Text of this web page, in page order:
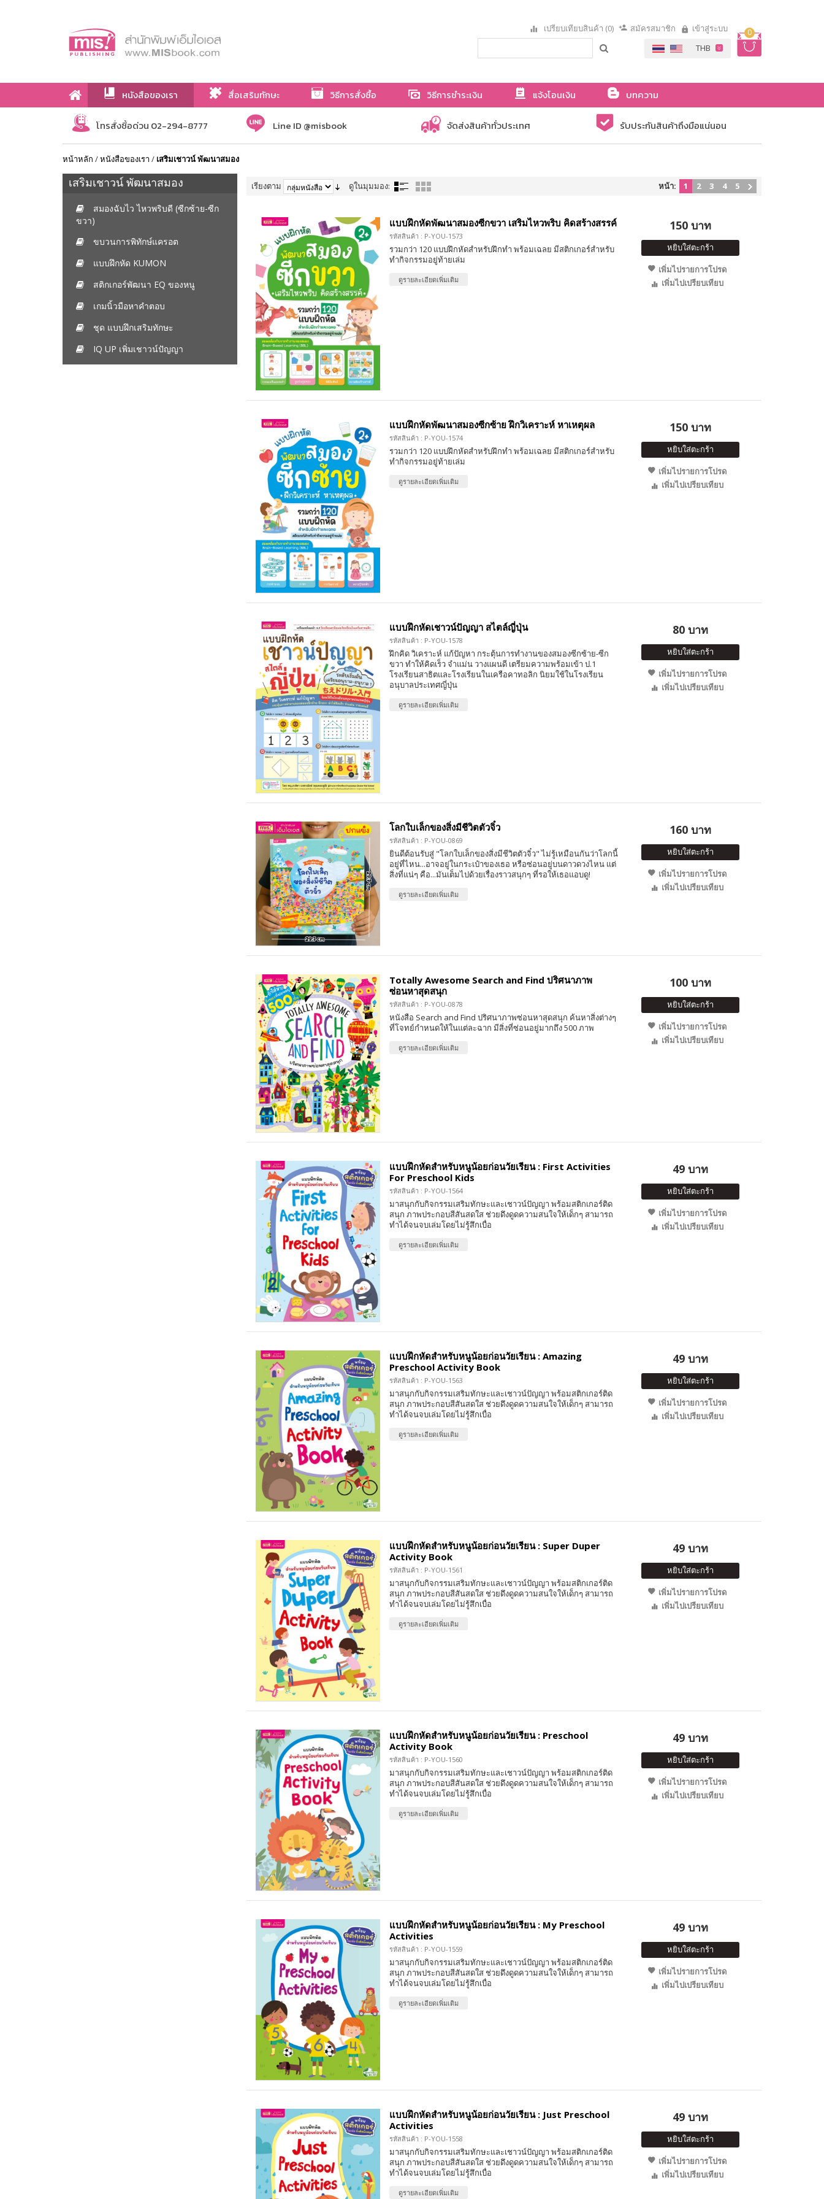
0
เปรียบเทียบสินค้า (0) สมัครสมาชิก เข้าสู่ระบบ
หนังสือของเรา สื่อเสริมทักษะ วิธีการสั่งซื้อ วิธีการชำระเงิน แจ้งโอนเงิน
บทความ
เกี่ยวกับเรา
โทรสั่งซื้อด่วน 02-294-8777 Line ID @misbook จัดส่งสินค้าทั่วประเทศ รับประกันสินค้าถึงมือแน่นอน
หน้าหลัก /หนังสือของเรา / เสริมเชาวน์ พัฒนาสมอง
เสริมเชาวน์ พัฒนาสมอง
สมองฉับไว ไหวพริบดี (ซีกซ้าย-ซีก
ขวา)
ขบวนการพิทักษ์แครอต
แบบฝึกหัด KUMON
สติกเกอร์พัฒนา EQ ของหนู
เกมนิ้วมือหาคำตอบ
ชุด แบบฝึกเสริมทักษะ
IQ UP เพิ่มเชาวน์ปัญญา
เรียงตาม ดูในมุมมอง: หน้า: 1 2 3 4 5
แบบฝึกหัดพัฒนาสมองซีกขวา เสริมไหวพริบ คิดสร้างสรรค์
รหัสสินค้า : P-YOU-1573
รวมกว่า 120 แบบฝึกหัดสำหรับฝึกทำ พร้อมเฉลย มีสติกเกอร์สำหรับ
ทำกิจกรรมอยู่ท้ายเล่ม
ดูรายละเอียดเพิ่มเติม
150 บาท
หยิบใส่ตะกร้า
เพิ่มไปรายการโปรด
เพิ่มไปเปรียบเทียบ
แบบฝึกหัดพัฒนาสมองซีกซ้าย ฝึกวิเคราะห์ หาเหตุผล
รหัสสินค้า : P-YOU-1574
รวมกว่า 120 แบบฝึกหัดสำหรับฝึกทำ พร้อมเฉลย มีสติกเกอร์สำหรับ
ทำกิจกรรมอยู่ท้ายเล่ม
ดูรายละเอียดเพิ่มเติม
150 บาท
หยิบใส่ตะกร้า
เพิ่มไปรายการโปรด
เพิ่มไปเปรียบเทียบ
แบบฝึกหัดเชาวน์ปัญญา สไตล์ญี่ปุ่น
รหัสสินค้า : P-YOU-1578
ฝึกคิด วิเคราะห์ แก้ปัญหา กระตุ้นการทำงานของสมองซีกซ้าย-ซีก
ขวา ทำให้คิดเร็ว จำแม่น วางแผนดี เตรียมความพร้อมเข้า ป.1
โรงเรียนสาธิตและโรงเรียนในเครือคาทอลิก นิยมใช้ในโรงเรียน
อนุบาลประเทศญี่ปุ่น
ดูรายละเอียดเพิ่มเติม
80 บาท
หยิบใส่ตะกร้า
เพิ่มไปรายการโปรด
เพิ่มไปเปรียบเทียบ
โลกใบเล็กของสิ่งมีชีวิตตัวจิ๋ว
รหัสสินค้า : P-YOU-0869
ยินดีต้อนรับสู่ "โลกใบเล็กของสิ่งมีชีวิตตัวจิ๋ว" ไม่รู้เหมือนกันว่าโลกนี้
อยู่ที่ไหน...อาจอยู่ในกระเป๋าของเธอ หรือซ่อนอยู่บนดาวดวงไหน แต่
สิ่งที่แน่ๆ คือ...มันเต็มไปด้วยเรื่องราวสนุกๆ ที่รอให้เธอแอบดู!
ดูรายละเอียดเพิ่มเติม
160 บาท
หยิบใส่ตะกร้า
เพิ่มไปรายการโปรด
เพิ่มไปเปรียบเทียบ
Totally Awesome Search and Find ปริศนาภาพ
ซ่อนหาสุดสนุก
รหัสสินค้า : P-YOU-0878
หนังสือ Search and Find ปริศนาภาพซ่อนหาสุดสนุก ค้นหาสิ่งต่างๆ
ที่โจทย์กำหนดให้ในแต่ละฉาก มีสิ่งที่ซ่อนอยู่มากถึง 500 ภาพ
ดูรายละเอียดเพิ่มเติม
100 บาท
หยิบใส่ตะกร้า
เพิ่มไปรายการโปรด
เพิ่มไปเปรียบเทียบ
แบบฝึกหัดสำหรับหนูน้อยก่อนวัยเรียน : First Activities
For Preschool Kids
รหัสสินค้า : P-YOU-1564
มาสนุกกับกิจกรรมเสริมทักษะและเชาวน์ปัญญา พร้อมสติกเกอร์ติด
สนุก ภาพประกอบสีสันสดใส ช่วยดึงดูดความสนใจให้เด็กๆ สามารถ
ทำได้จนจบเล่มโดยไม่รู้สึกเบื่อ
ดูรายละเอียดเพิ่มเติม
49 บาท
หยิบใส่ตะกร้า
เพิ่มไปรายการโปรด
เพิ่มไปเปรียบเทียบ
แบบฝึกหัดสำหรับหนูน้อยก่อนวัยเรียน : Amazing
Preschool Activity Book
รหัสสินค้า : P-YOU-1563
มาสนุกกับกิจกรรมเสริมทักษะและเชาวน์ปัญญา พร้อมสติกเกอร์ติด
สนุก ภาพประกอบสีสันสดใส ช่วยดึงดูดความสนใจให้เด็กๆ สามารถ
ทำได้จนจบเล่มโดยไม่รู้สึกเบื่อ
ดูรายละเอียดเพิ่มเติม
49 บาท
หยิบใส่ตะกร้า
เพิ่มไปรายการโปรด
เพิ่มไปเปรียบเทียบ
แบบฝึกหัดสำหรับหนูน้อยก่อนวัยเรียน : Super Duper
Activity Book
รหัสสินค้า : P-YOU-1561
มาสนุกกับกิจกรรมเสริมทักษะและเชาวน์ปัญญา พร้อมสติกเกอร์ติด
สนุก ภาพประกอบสีสันสดใส ช่วยดึงดูดความสนใจให้เด็กๆ สามารถ
ทำได้จนจบเล่มโดยไม่รู้สึกเบื่อ
ดูรายละเอียดเพิ่มเติม
49 บาท
หยิบใส่ตะกร้า
เพิ่มไปรายการโปรด
เพิ่มไปเปรียบเทียบ
แบบฝึกหัดสำหรับหนูน้อยก่อนวัยเรียน : Preschool
Activity Book
รหัสสินค้า : P-YOU-1560
มาสนุกกับกิจกรรมเสริมทักษะและเชาวน์ปัญญา พร้อมสติกเกอร์ติด
สนุก ภาพประกอบสีสันสดใส ช่วยดึงดูดความสนใจให้เด็กๆ สามารถ
ทำได้จนจบเล่มโดยไม่รู้สึกเบื่อ
ดูรายละเอียดเพิ่มเติม
49 บาท
หยิบใส่ตะกร้า
เพิ่มไปรายการโปรด
เพิ่มไปเปรียบเทียบ
แบบฝึกหัดสำหรับหนูน้อยก่อนวัยเรียน : My Preschool
Activities
รหัสสินค้า : P-YOU-1559
มาสนุกกับกิจกรรมเสริมทักษะและเชาวน์ปัญญา พร้อมสติกเกอร์ติด
สนุก ภาพประกอบสีสันสดใส ช่วยดึงดูดความสนใจให้เด็กๆ สามารถ
ทำได้จนจบเล่มโดยไม่รู้สึกเบื่อ
ดูรายละเอียดเพิ่มเติม
49 บาท
หยิบใส่ตะกร้า
เพิ่มไปรายการโปรด
เพิ่มไปเปรียบเทียบ
แบบฝึกหัดสำหรับหนูน้อยก่อนวัยเรียน : Just Preschool
Activities
รหัสสินค้า : P-YOU-1558
มาสนุกกับกิจกรรมเสริมทักษะและเชาวน์ปัญญา พร้อมสติกเกอร์ติด
สนุก ภาพประกอบสีสันสดใส ช่วยดึงดูดความสนใจให้เด็กๆ สามารถ
ทำได้จนจบเล่มโดยไม่รู้สึกเบื่อ
ดูรายละเอียดเพิ่มเติม
49 บาท
หยิบใส่ตะกร้า
เพิ่มไปรายการโปรด
เพิ่มไปเปรียบเทียบ